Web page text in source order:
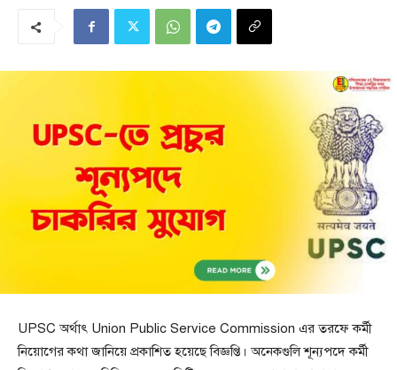
UPSC অর্থাৎ Union Public Service Commission এর তরফে কর্মী
নিয়োগের কথা জানিয়ে প্রকাশিত হয়েছে বিজ্ঞপ্তি। অনেকগুলি শূন্যপদে কর্মী